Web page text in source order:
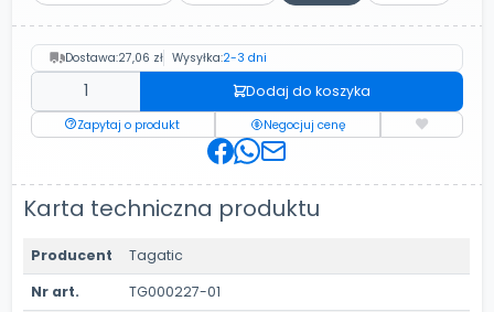
Dostawa:27,06 zł Wysyłka:2-3 dni
Dodaj do koszyka
Zapytaj o produkt Negocjuj cenę
Karta techniczna produktu
Producent
Tagatic
Nr art.
TG000227-01